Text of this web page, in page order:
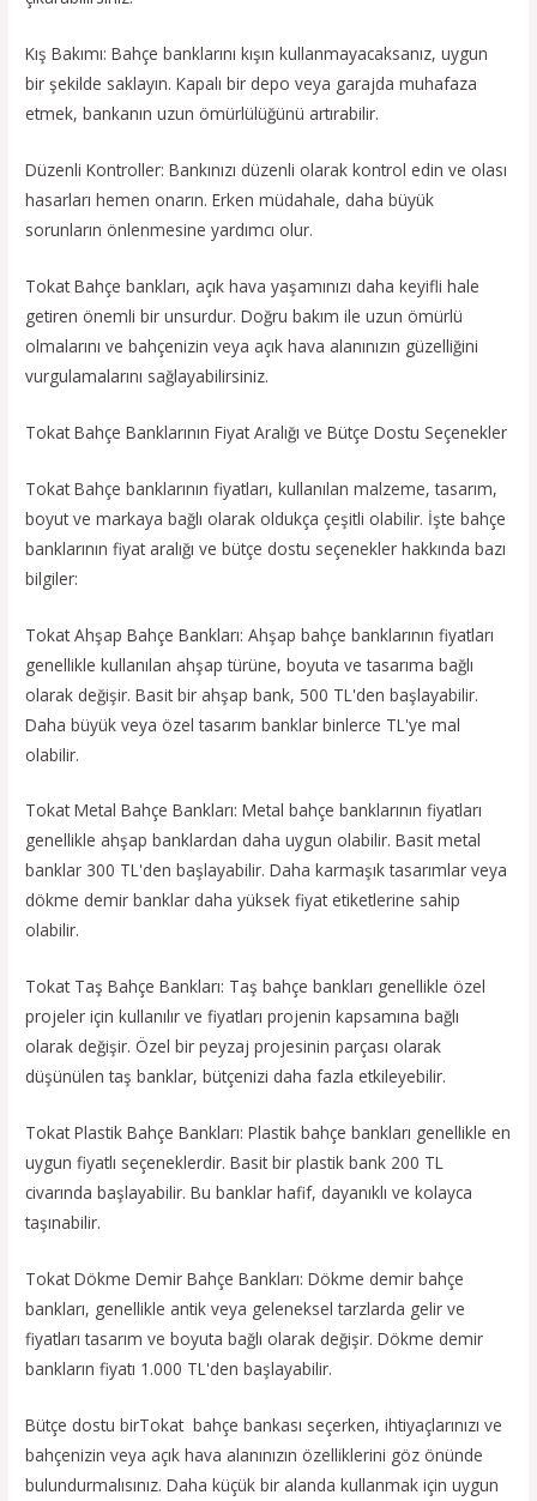
Kış Bakımı: Bahçe banklarını kışın kullanmayacaksanız, uygun
bir şekilde saklayın. Kapalı bir depo veya garajda muhafaza
etmek, bankanın uzun ömürlülüğünü artırabilir.
Düzenli Kontroller: Bankınızı düzenli olarak kontrol edin ve olası
hasarları hemen onarın. Erken müdahale, daha büyük
sorunların önlenmesine yardımcı olur.
Tokat Bahçe bankları, açık hava yaşamınızı daha keyifli hale
getiren önemli bir unsurdur. Doğru bakım ile uzun ömürlü
olmalarını ve bahçenizin veya açık hava alanınızın güzelliğini
vurgulamalarını sağlayabilirsiniz.
Tokat Bahçe Banklarının Fiyat Aralığı ve Bütçe Dostu Seçenekler
Tokat Bahçe banklarının fiyatları, kullanılan malzeme, tasarım,
boyut ve markaya bağlı olarak oldukça çeşitli olabilir. İşte bahçe
banklarının fiyat aralığı ve bütçe dostu seçenekler hakkında bazı
bilgiler:
Tokat Ahşap Bahçe Bankları: Ahşap bahçe banklarının fiyatları
genellikle kullanılan ahşap türüne, boyuta ve tasarıma bağlı
olarak değişir. Basit bir ahşap bank, 500 TL'den başlayabilir.
Daha büyük veya özel tasarım banklar binlerce TL'ye mal
olabilir.
Tokat Metal Bahçe Bankları: Metal bahçe banklarının fiyatları
genellikle ahşap banklardan daha uygun olabilir. Basit metal
banklar 300 TL'den başlayabilir. Daha karmaşık tasarımlar veya
dökme demir banklar daha yüksek fiyat etiketlerine sahip
olabilir.
Tokat Taş Bahçe Bankları: Taş bahçe bankları genellikle özel
projeler için kullanılır ve fiyatları projenin kapsamına bağlı
olarak değişir. Özel bir peyzaj projesinin parçası olarak
düşünülen taş banklar, bütçenizi daha fazla etkileyebilir.
Tokat Plastik Bahçe Bankları: Plastik bahçe bankları genellikle en
uygun fiyatlı seçeneklerdir. Basit bir plastik bank 200 TL
civarında başlayabilir. Bu banklar hafif, dayanıklı ve kolayca
taşınabilir.
Tokat Dökme Demir Bahçe Bankları: Dökme demir bahçe
bankları, genellikle antik veya geleneksel tarzlarda gelir ve
fiyatları tasarım ve boyuta bağlı olarak değişir. Dökme demir
bankların fiyatı 1.000 TL'den başlayabilir.
Bütçe dostu birTokat bahçe bankası seçerken, ihtiyaçlarınızı ve
bahçenizin veya açık hava alanınızın özelliklerini göz önünde
bulundurmalısınız. Daha küçük bir alanda kullanmak için uygun